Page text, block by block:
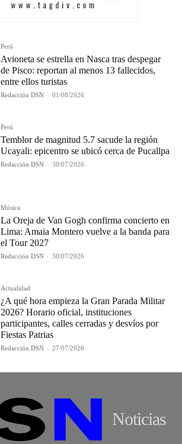
Perú
Avioneta se estrella en Nasca tras despegar
de Pisco: reportan al menos 13 fallecidos,
entre ellos turistas
Redacción DSN - 01/08/2026
Perú
Temblor de magnitud 5.7 sacude la región
Ucayali: epicentro se ubicó cerca de Pucallpa
Redacción DSN - 30/07/2026
Música
La Oreja de Van Gogh confirma concierto en
Lima: Amaia Montero vuelve a la banda para
el Tour 2027
Redacción DSN - 30/07/2026
Actualidad
¿A qué hora empieza la Gran Parada Militar
2026? Horario oficial, instituciones
participantes, calles cerradas y desvíos por
Fiestas Patrias
Redacción DSN - 27/07/2026
Noticias